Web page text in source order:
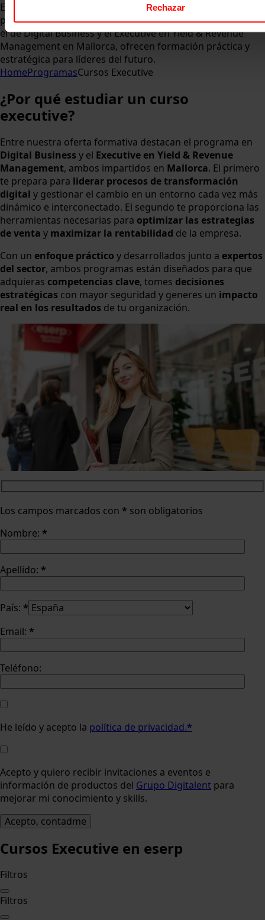
Rechazar
Especialízate con nuestros programas propios, diseñados
para potenciar tu desarrollo profesional. Programas como
el de Digital Business y el Executive en Yield & Revenue
Management en Mallorca, ofrecen formación práctica y
estratégica para líderes del futuro.
HomeProgramasCursos Executive
¿Por qué estudiar un curso
executive?
Entre nuestra oferta formativa destacan el programa en
Digital Business y el Executive en Yield & Revenue
Management, ambos impartidos en Mallorca. El primero
te prepara para liderar procesos de transformación
digital y gestionar el cambio en un entorno cada vez más
dinámico e interconectado. El segundo te proporciona las
herramientas necesarias para optimizar las estrategias
de venta y maximizar la rentabilidad de la empresa.
Con un enfoque práctico y desarrollados junto a expertos
del sector, ambos programas están diseñados para que
adquieras competencias clave, tomes decisiones
estratégicas con mayor seguridad y generes un impacto
real en los resultados de tu organización.
Los campos marcados con * son obligatorios
Nombre: *
Apellido: *
País: *
Email: *
Teléfono:
He leído y acepto la política de privacidad.*
Acepto y quiero recibir invitaciones a eventos e
información de productos del Grupo Digitalent para
mejorar mi conocimiento y skills.
Cursos Executive en eserp
Filtros
Filtros